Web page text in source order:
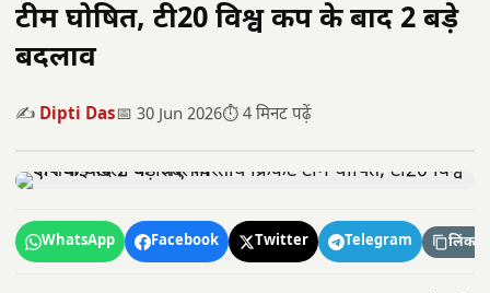
टीम घोषित, टी20 विश्व कप के बाद 2 बड़े
बदलाव
✍️ Dipti Das📅 30 Jun 2026⏱️ 4 मिनट पढ़ें
WhatsApp Facebook Twitter Telegram लिंक